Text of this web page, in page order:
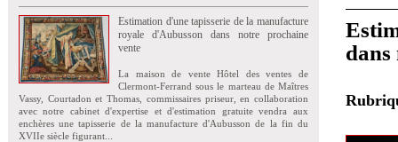
Estimation d'une tapisserie de la manufacture
royale d'Aubusson dans notre prochaine
vente
La maison de vente Hôtel des ventes de
Clermont-Ferrand sous le marteau de Maîtres
Vassy, Courtadon et Thomas, commissaires priseur, en collaboration
avec notre cabinet d'expertise et d'estimation gratuite vendra aux
enchères une tapisserie de la manufacture d'Aubusson de la fin du
XVIIe siècle figurant...
dans